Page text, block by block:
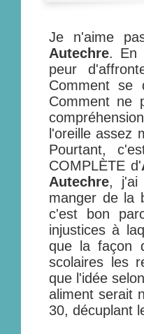
Je n'aime
Autechre. En
peur
Comment
Comment ne
l'oreille assez
Pourtant,
COMPLÈTE d'
Autechre, j'ai
manger de la
c'est bon
injustices à
que la façon
scolaires les
que l'idée
aliment serait
30, décuplant